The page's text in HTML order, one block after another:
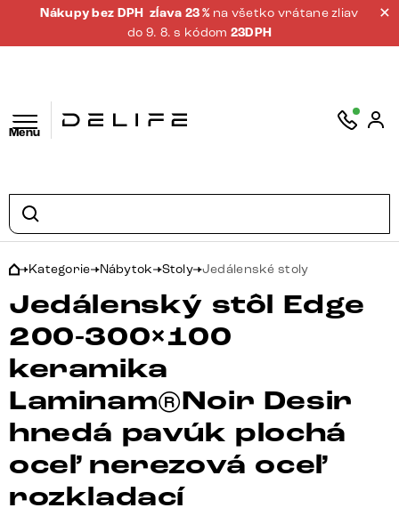
Nákupy bez DPH zĺava 23 % na všetko vrátane zliav
do 9. 8. s kódom 23DPH
Menu
Kategorie Nábytok Stoly Jedálenské stoly
Jedálenský stôl Edge
200-300×100
keramika
Laminam®Noir Desir
hnedá pavúk plochá
oceľ nerezová oceľ
rozkladací